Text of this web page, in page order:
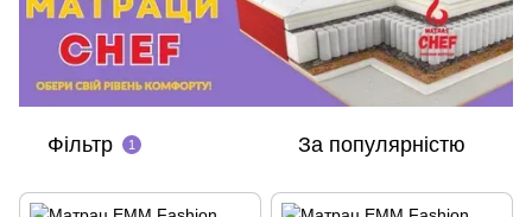
Фільтр 1 За популярністю